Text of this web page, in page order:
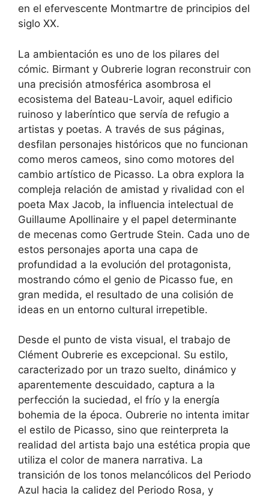
en el efervescente Montmartre de principios del
siglo XX.
La ambientación es uno de los pilares del
cómic. Birmant y Oubrerie logran reconstruir con
una precisión atmosférica asombrosa el
ecosistema del Bateau-Lavoir, aquel edificio
ruinoso y laberíntico que servía de refugio a
artistas y poetas. A través de sus páginas,
desfilan personajes históricos que no funcionan
como meros cameos, sino como motores del
cambio artístico de Picasso. La obra explora la
compleja relación de amistad y rivalidad con el
poeta Max Jacob, la influencia intelectual de
Guillaume Apollinaire y el papel determinante
de mecenas como Gertrude Stein. Cada uno de
estos personajes aporta una capa de
profundidad a la evolución del protagonista,
mostrando cómo el genio de Picasso fue, en
gran medida, el resultado de una colisión de
ideas en un entorno cultural irrepetible.
Desde el punto de vista visual, el trabajo de
Clément Oubrerie es excepcional. Su estilo,
caracterizado por un trazo suelto, dinámico y
aparentemente descuidado, captura a la
perfección la suciedad, el frío y la energía
bohemia de la época. Oubrerie no intenta imitar
el estilo de Picasso, sino que reinterpreta la
realidad del artista bajo una estética propia que
utiliza el color de manera narrativa. La
transición de los tonos melancólicos del Periodo
Azul hacia la calidez del Periodo Rosa, y